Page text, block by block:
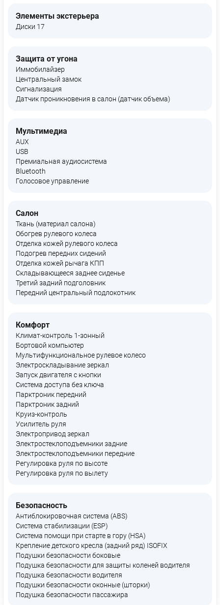
Элементы экстерьера
Диски 17
Защита от угона
Иммобилайзер
Центральный замок
Сигнализация
Датчик проникновения в салон (датчик объема)
Мультимедиа
AUX
USB
Премиальная аудиосистема
Bluetooth
Голосовое управление
Салон
Ткань (материал салона)
Обогрев рулевого колеса
Отделка кожей рулевого колеса
Подогрев передних сидений
Отделка кожей рычага КПП
Складывающееся заднее сиденье
Третий задний подголовник
Передний центральный подлокотник
Комфорт
Климат-контроль 1-зонный
Бортовой компьютер
Мультифункциональное рулевое колесо
Электроскладывание зеркал
Запуск двигателя с кнопки
Система доступа без ключа
Парктроник передний
Парктроник задний
Круиз-контроль
Усилитель руля
Электропривод зеркал
Электростеклоподъемники задние
Электростеклоподъемники передние
Регулировка руля по высоте
Регулировка руля по вылету
Безопасность
Антиблокировочная система (ABS)
Система стабилизации (ESP)
Система помощи при старте в гору (HSA)
Крепление детского кресла (задний ряд) ISOFIX
Подушки безопасности боковые
Подушка безопасности для защиты коленей водителя
Подушка безопасности водителя
Подушки безопасности оконные (шторки)
Подушка безопасности пассажира